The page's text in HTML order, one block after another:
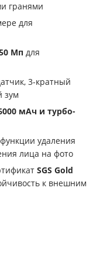
гранями
для
Мп для
3-кратный
зум
мАч и турбо-
удаления
лица на фото
SGS Gold
к внешним